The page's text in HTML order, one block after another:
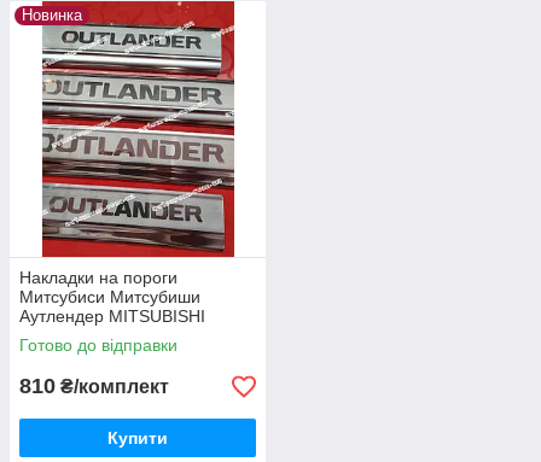
Новинка
Накладки на пороги
Митсубиси Митсубиши
Аутлендер MITSUBISHI
OUTLANDER III / III FL
*2012-/2015- с логотипом
Готово до відправки
810 ₴/комплект
Купити